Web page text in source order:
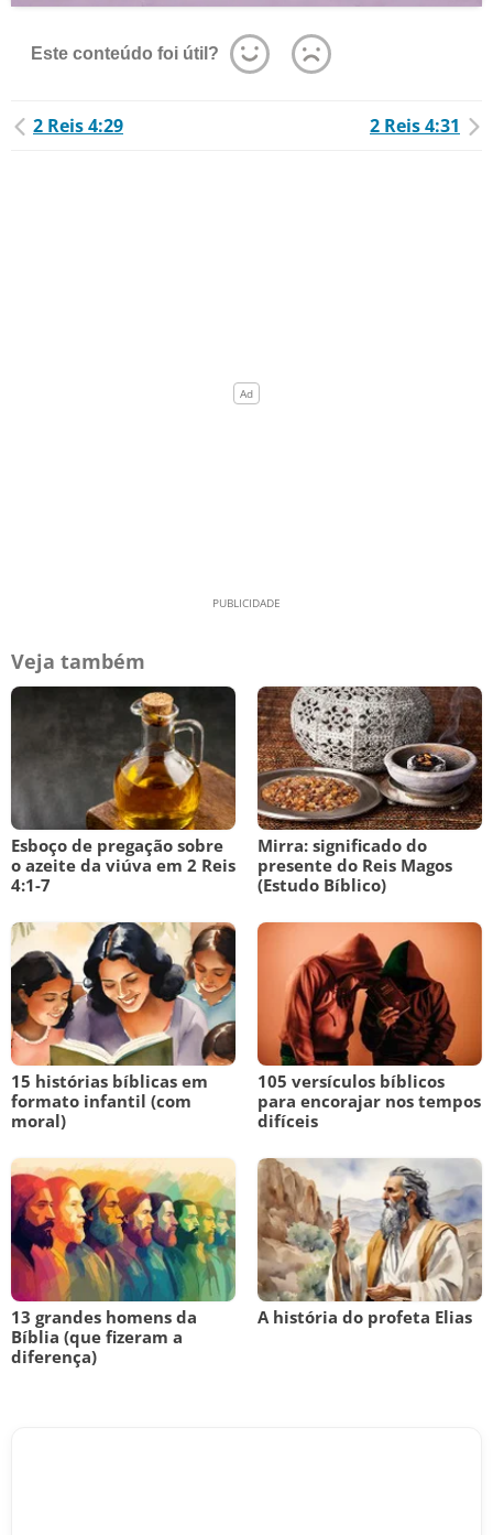
Este conteúdo foi útil?
2 Reis 4:29 2 Reis 4:31
Veja também
Esboço de pregação sobre
o azeite da viúva em 2 Reis
4:1-7
Mirra: significado do
presente do Reis Magos
(Estudo Bíblico)
15 histórias bíblicas em
formato infantil (com
moral)
105 versículos bíblicos
para encorajar nos tempos
difíceis
13 grandes homens da
Bíblia (que fizeram a
diferença)
A história do profeta Elias